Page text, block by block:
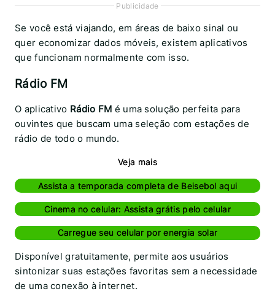
Publicidade
Se você está viajando, em áreas de baixo sinal ou
quer economizar dados móveis, existem aplicativos
que funcionam normalmente com isso.
Rádio FM
O aplicativo Rádio FM é uma solução perfeita para
ouvintes que buscam uma seleção com estações de
rádio de todo o mundo.
Veja mais
Assista a temporada completa de Beisebol aqui
Cinema no celular: Assista grátis pelo celular
Carregue seu celular por energia solar
Disponível gratuitamente, permite aos usuários
sintonizar suas estações favoritas sem a necessidade
de uma conexão à internet.